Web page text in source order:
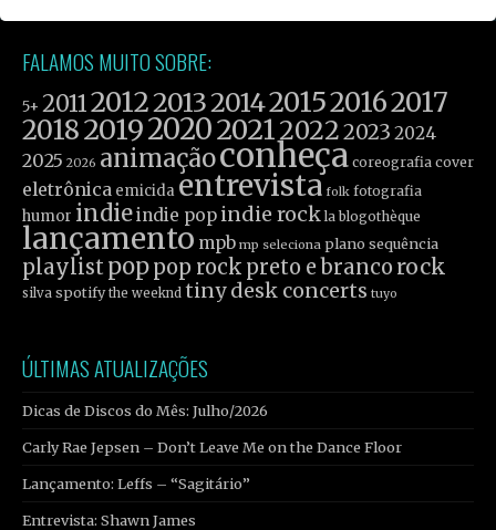
FALAMOS MUITO SOBRE:
5+ 2011201220132014201520162017
201820192020202120222023 2024
2025 2026 animaçãoconheça coreografia cover
eletrônica emicida entrevista folk fotografia
humor indieindie pop indie rock la blogothèque
lançamento mpb mp seleciona plano sequência
playlist poppop rock preto e branco rock
silva spotify the weeknd tiny desk concerts tuyo
ÚLTIMAS ATUALIZAÇÕES
Dicas de Discos do Mês: Julho/2026
Carly Rae Jepsen – Don’t Leave Me on the Dance Floor
Lançamento: Leffs – “Sagitário”
Entrevista: Shawn James